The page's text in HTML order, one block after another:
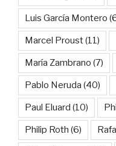
Luis García Montero
Marcel Proust(11)
María Zambrano (7)
Pablo Neruda (40)
Paul Eluard (10)
Philip Roth (6)